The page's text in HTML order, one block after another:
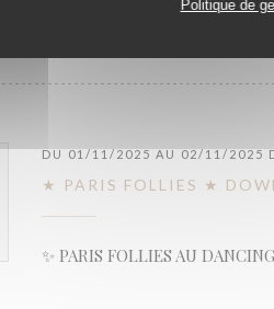
Politique de
DU 01/11/2025 AU 02/11/2025
★ PARIS FOLLIES ★
✨ PARIS FOLLIES AU